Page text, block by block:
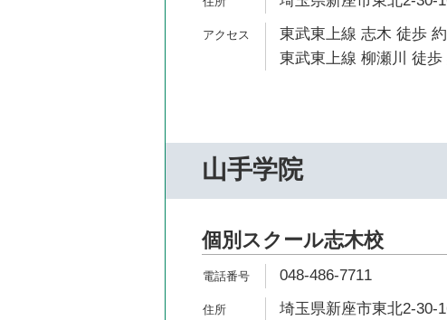
東武東上線 志木 徒歩
東武東上線 柳瀬川 徒歩
山手学院
個別スクール志木校
048-486-7711
埼玉県新座市東北2-30-